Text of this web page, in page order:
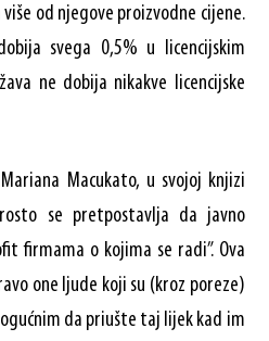
od njegove proizvodne cijene.
svega 0,5% u licencijskim
ne dobija nikakve licencijske
Macukato, u svojoj knjizi
se pretpostavlja da javno
firmama o kojima se radi”. Ova
one ljude koji su (kroz poreze)
da priušte taj lijek kad im